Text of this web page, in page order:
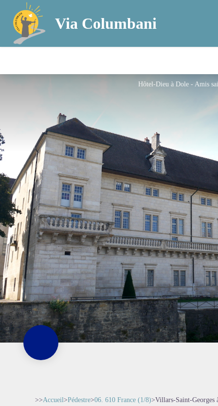
Via Columbani
Hôtel-Dieu à Dole - Amis
>>Accueil>Pédestre>06. 610 France (1/8)>Villars-Saint-Georges